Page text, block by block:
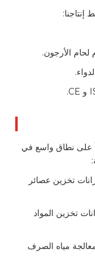
الأرجون.
على نطاق واسع في
تخزين عصائر
تخزين المواد
مياه الصرف